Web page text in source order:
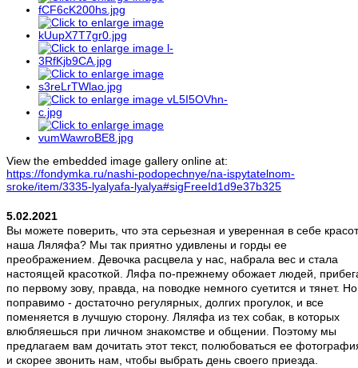
View the embedded image gallery online at:
https://fondymka.ru/nashi-podopechnye/na-ispytatelnom-
sroke/item/3335-lyalyafa-lyalya#sigFreeId1d9e37b325
5.02.2021
Вы можете поверить, что эта серьезная и уверенная в себе
наша Ляляфа? Мы так приятно удивлены и горды ее
преображением. Девочка расцвела у нас, набрала вес и стала
настоящей красоткой. Ляфа по-прежнему обожает людей,
по первому зову, правда, на поводке немного суетится и тянет.
поправимо - достаточно регулярных, долгих прогулок, и все
поменяется в лучшую сторону. Ляляфа из тех собак, в которых
влюбляешься при личном знакомстве и общении. Поэтому мы
предлагаем вам дочитать этот текст, полюбоваться ее
и скорее звонить нам, чтобы выбрать день своего приезда.